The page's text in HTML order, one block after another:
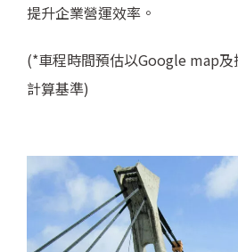
提升企業營運效率。
(*車程時間預估以Google map
計算基準)